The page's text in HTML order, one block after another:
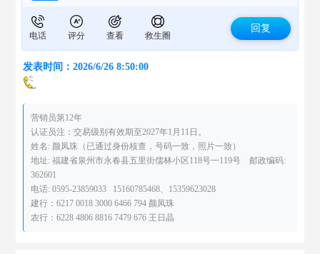
电话 评分 查看 救生圈
回复
发表时间：2026/6/26 8:50:00
营销员第12年
认证员注：交易级别有效期至2027年1月11日。
姓名: 颜凤珠（已通过身份核查，号码一致，照片一致）
地址: 福建省泉州市永春县五里街儒林小区118号一119号 邮政编码:
362601
电话: 0595-23859033 15160785468、15359623028
建行：6217 0018 3000 6466 794 颜凤珠
农行：6228 4806 8816 7479 676 王日晶